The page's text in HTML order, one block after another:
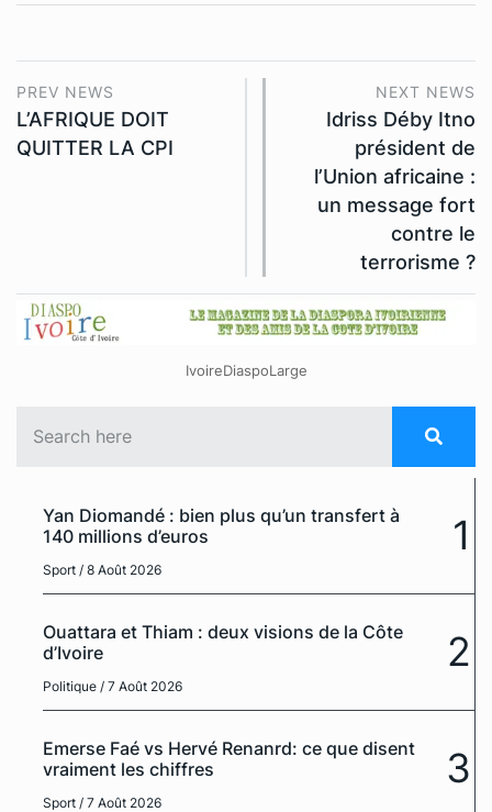
PREV NEWS
L’AFRIQUE DOIT
QUITTER LA CPI
NEXT NEWS
Idriss Déby Itno
président de
l’Union africaine :
un message fort
contre le
terrorisme ?
IvoireDiaspoLarge
Yan Diomandé : bien plus qu’un transfert à
140 millions d’euros
Sport / 8 Août 2026
1
Ouattara et Thiam : deux visions de la Côte
d’Ivoire
Politique / 7 Août 2026
2
Emerse Faé vs Hervé Renanrd: ce que disent
vraiment les chiffres
Sport / 7 Août 2026
3